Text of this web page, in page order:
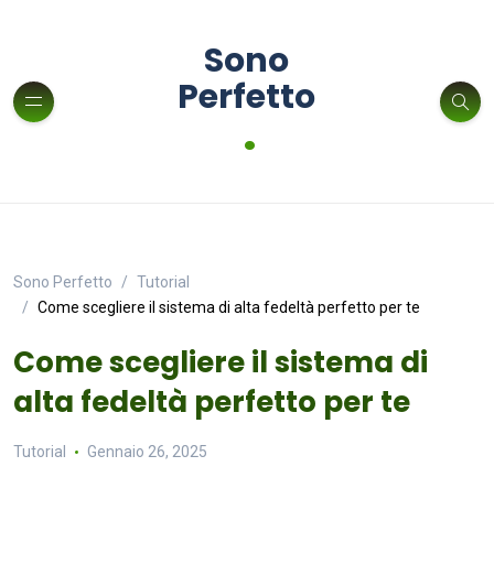
Sono
Perfetto
.
Sono Perfetto
Tutorial
Come scegliere il sistema di alta fedeltà perfetto per te
Come scegliere il sistema di
alta fedeltà perfetto per te
Tutorial Gennaio 26, 2025